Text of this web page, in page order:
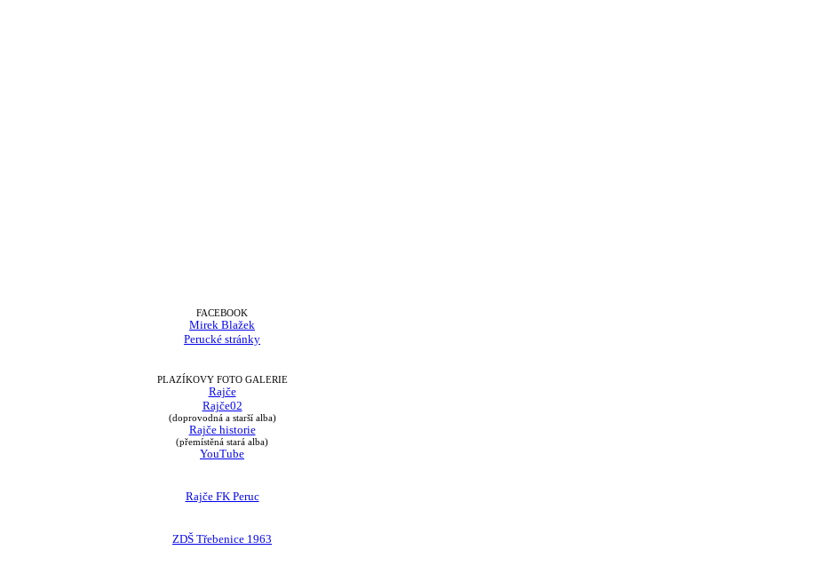
FACEBOOK
Mirek Blažek
Perucké stránky
PLAZÍKOVY FOTO GALERIE
Rajče
Rajče02
(doprovodná a starší alba)
Rajče historie
(přemístěná stará alba)
YouTube
Rajče FK Peruc
ZDŠ Třebenice 1963